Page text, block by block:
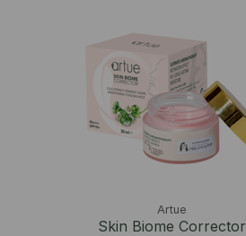
Artue
Skin Biome Corrector